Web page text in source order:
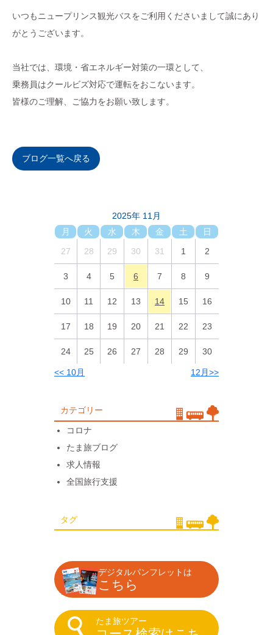
いつもニュープリンス観光バスをご利用くださいまして誠にあり
がとうございます。
当社では、環境・省エネルギー対策の一環として、
乗務員はクールビズ対応で運転をおこないます。
皆様のご理解、ご協力をお願い致します。
ブログ一覧へ戻る
2025年 11月
月
火 水 木 金 土
日
27
28 29 30 31 1 2
3 4 5 6 7 8 9
10 11 12 13 14 15 16
17 18 19 20 21 22 23
24 25 26 27 28 29 30
<< 10月 12月>>
カテゴリー
コロナ
たま旅ブログ
求人情報
全国旅行支援
タグ
デジタルパンフレットは
こちら
たま旅ツアー